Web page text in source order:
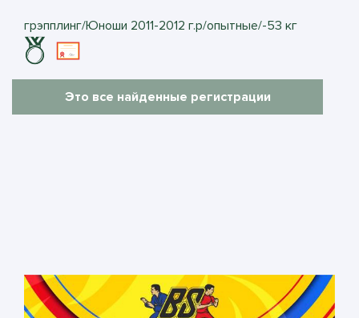
грэпплинг/Юноши 2011-2012 г.р/опытные/-53 кг
Это все найденные регистрации